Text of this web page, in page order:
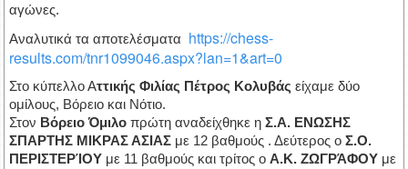
αγώνες.
Αναλυτικά τα αποτελέσματα https://chess-
results.com/tnr1099046.aspx?lan=1&art=0
Στο κύπελλο Αττικής Φιλίας Πέτρος Κολυβάς είχαμε δύο
ομίλους, Βόρειο και Νότιο.
Στον Βόρειο Όμιλο πρώτη αναδείχθηκε η Σ.Α. ΕΝΩΣΗΣ
ΣΠΑΡΤΗΣ ΜΙΚΡΑΣ ΑΣΙΑΣ με 12 βαθμούς . Δεύτερος ο Σ.Ο.
ΠΕΡΙΣΤΕΡΊΟΥ με 11 βαθμούς και τρίτος ο Α.Κ. ΖΩΓΡΆΦΟΥ με